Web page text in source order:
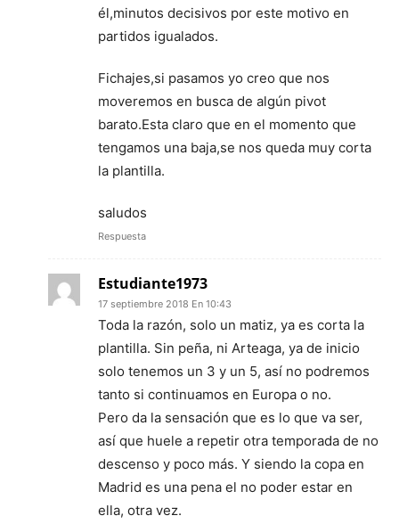
él,minutos decisivos por este motivo en
partidos igualados.
Fichajes,si pasamos yo creo que nos
moveremos en busca de algún pivot
barato.Esta claro que en el momento que
tengamos una baja,se nos queda muy corta
la plantilla.
saludos
Respuesta
Estudiante1973
17 septiembre 2018 En 10:43
Toda la razón, solo un matiz, ya es corta la
plantilla. Sin peña, ni Arteaga, ya de inicio
solo tenemos un 3 y un 5, así no podremos
tanto si continuamos en Europa o no.
Pero da la sensación que es lo que va ser,
así que huele a repetir otra temporada de no
descenso y poco más. Y siendo la copa en
Madrid es una pena el no poder estar en
ella, otra vez.